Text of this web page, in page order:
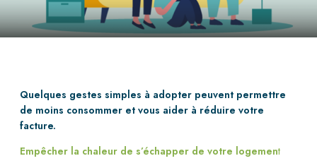
Quelques gestes simples à adopter peuvent permettre
de moins consommer et vous aider à réduire votre
facture.
Empêcher la chaleur de s’échapper de votre logement